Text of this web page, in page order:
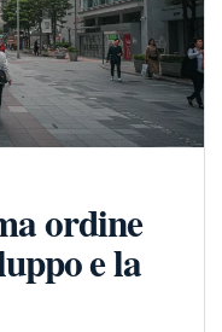
ordine
e la